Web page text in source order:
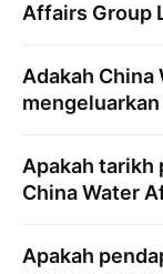
Affairs Group
Adakah China
Apakah tarikh
China Water
Apakah